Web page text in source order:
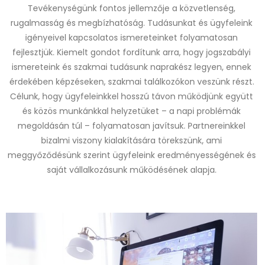
Tevékenységünk fontos jellemzője a közvetlenség,
rugalmasság és megbízhatóság. Tudásunkat és ügyfeleink
igényeivel kapcsolatos ismereteinket folyamatosan
fejlesztjük. Kiemelt gondot fordítunk arra, hogy jogszabályi
ismereteink és szakmai tudásunk naprakész legyen, ennek
érdekében képzéseken, szakmai találkozókon veszünk részt.
Célunk, hogy ügyfeleinkkel hosszú távon működjünk együtt
és közös munkánkkal helyzetüket – a napi problémák
megoldásán túl – folyamatosan javítsuk. Partnereinkkel
bizalmi viszony kialakítására törekszünk, ami
meggyőződésünk szerint ügyfeleink eredményességének és
saját vállalkozásunk működésének alapja.